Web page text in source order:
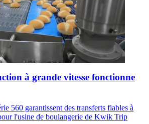
à grande vitesse fonctionne
560 garantissent des transferts fiables à
l'usine de boulangerie de Kwik Trip